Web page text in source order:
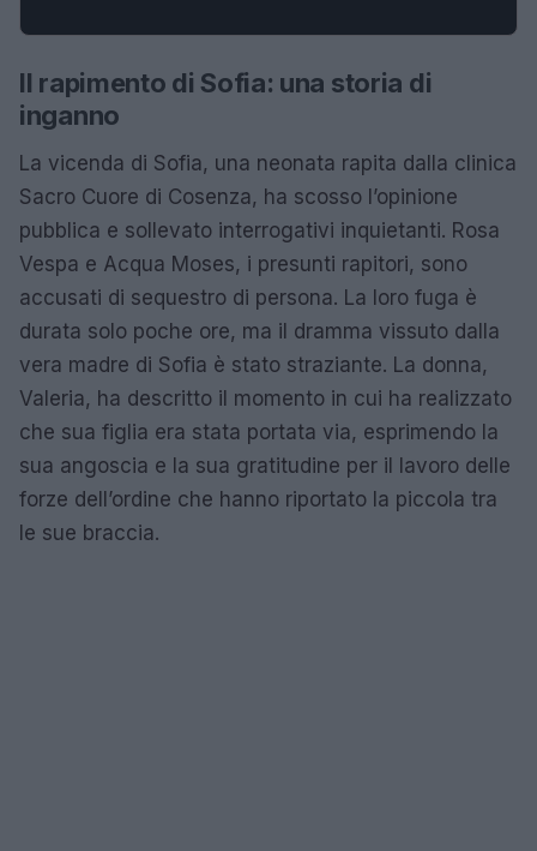
Il rapimento di Sofia: una storia di
inganno
La vicenda di Sofia, una neonata rapita dalla clinica
Sacro Cuore di Cosenza, ha scosso l’opinione
pubblica e sollevato interrogativi inquietanti. Rosa
Vespa e Acqua Moses, i presunti rapitori, sono
accusati di sequestro di persona. La loro fuga è
durata solo poche ore, ma il dramma vissuto dalla
vera madre di Sofia è stato straziante. La donna,
Valeria, ha descritto il momento in cui ha realizzato
che sua figlia era stata portata via, esprimendo la
sua angoscia e la sua gratitudine per il lavoro delle
forze dell’ordine che hanno riportato la piccola tra
le sue braccia.